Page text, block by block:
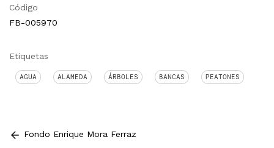
Código
FB-005970
Etiquetas
AGUA ALAMEDA ÁRBOLES BANCAS PEATONES
Fondo Enrique Mora Ferraz